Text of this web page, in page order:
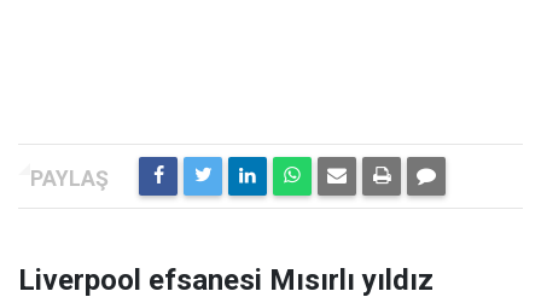
Liverpool efsanesi Mısırlı yıldız